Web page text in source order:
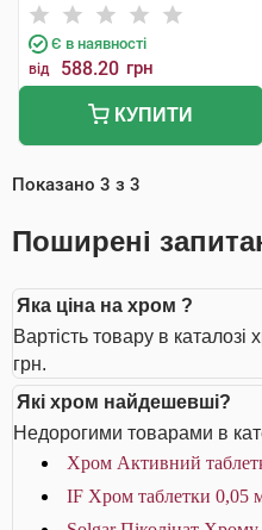
Є в наявності
від 588.20 грн
КУПИТИ
Показано 3 з 3
Поширені
Яка ціна на хром ?
Вартість товару в
грн.
Які хром найдешевші?
Недорогими товарами в
Хром Активний
IF Хром таблетки 0,05